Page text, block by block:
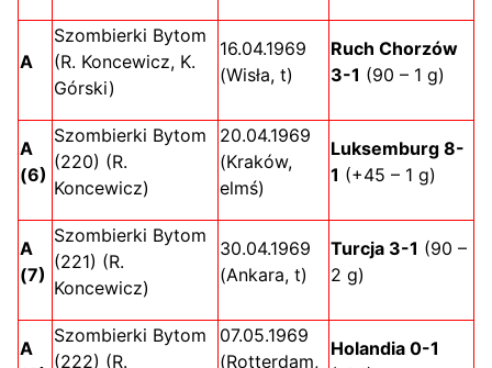
A
Szombierki Bytom
(R. Koncewicz, K.
Górski)
16.04.1969
(Wisła, t)
Ruch Chorzów
3-1 (90 – 1 g)
A
(6)
Szombierki Bytom
(220) (R.
Koncewicz)
20.04.1969
(Kraków,
elmś)
Luksemburg 8-
1 (+45 – 1 g)
A
(7)
Szombierki Bytom
(221) (R.
Koncewicz)
30.04.1969
(Ankara, t)
Turcja 3-1 (90 –
2 g)
A
Szombierki Bytom
(222) (R.
07.05.1969
(Rotterdam,
Holandia 0-1